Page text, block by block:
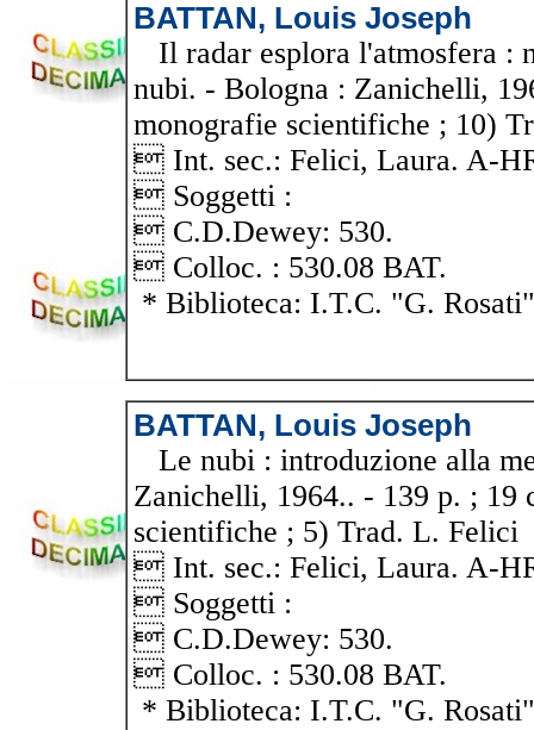
BATTAN, Louis Joseph
Il radar esplora l'atmosfera :
nubi. - Bologna : Zanichelli,
monografie scientifiche ; 10)
 Int. sec.: Felici, Laura. A-
 Soggetti :
 C.D.Dewey: 530.
 Colloc. : 530.08 BAT.
* Biblioteca: I.T.C. "G. Rosati"
BATTAN, Louis Joseph
Le nubi : introduzione alla
Zanichelli, 1964.. - 139 p. ;
scientifiche ; 5) Trad. L. Felici
 Int. sec.: Felici, Laura. A-
 Soggetti :
 C.D.Dewey: 530.
 Colloc. : 530.08 BAT.
* Biblioteca: I.T.C. "G. Rosati"